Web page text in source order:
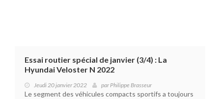
Essai routier spécial de janvier (3/4) : La
Hyundai Veloster N 2022
Jeudi 20 janvier 2022 parPhilippe Brasseur
Le segment des véhicules compacts sportifs a toujours